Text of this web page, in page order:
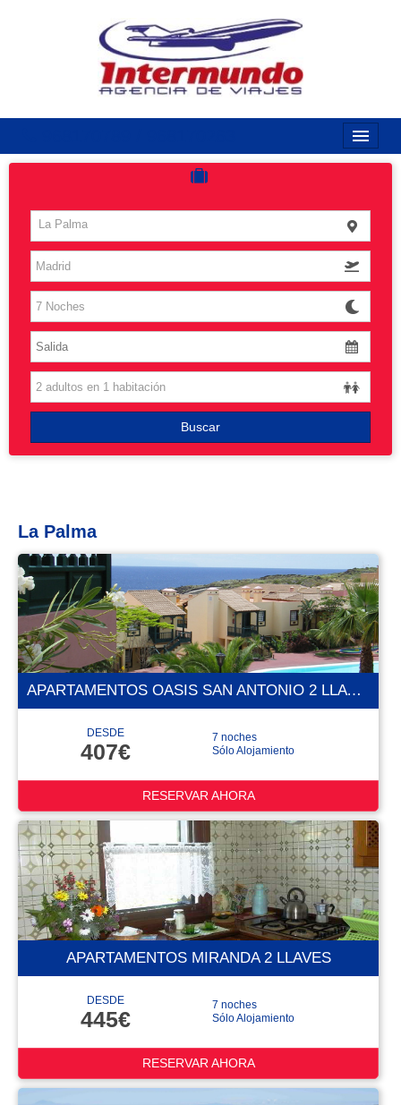
Costas
Vuelos
Islas
Caribe
Grandes Viajes
La Palma
Buscar
La Palma
APARTAMENTOS OASIS SAN ANTONIO 2 LLAVES
DESDE
407€
7 noches
Sólo Alojamiento
RESERVAR AHORA
APARTAMENTOS MIRANDA 2 LLAVES
DESDE
445€
7 noches
Sólo Alojamiento
RESERVAR AHORA